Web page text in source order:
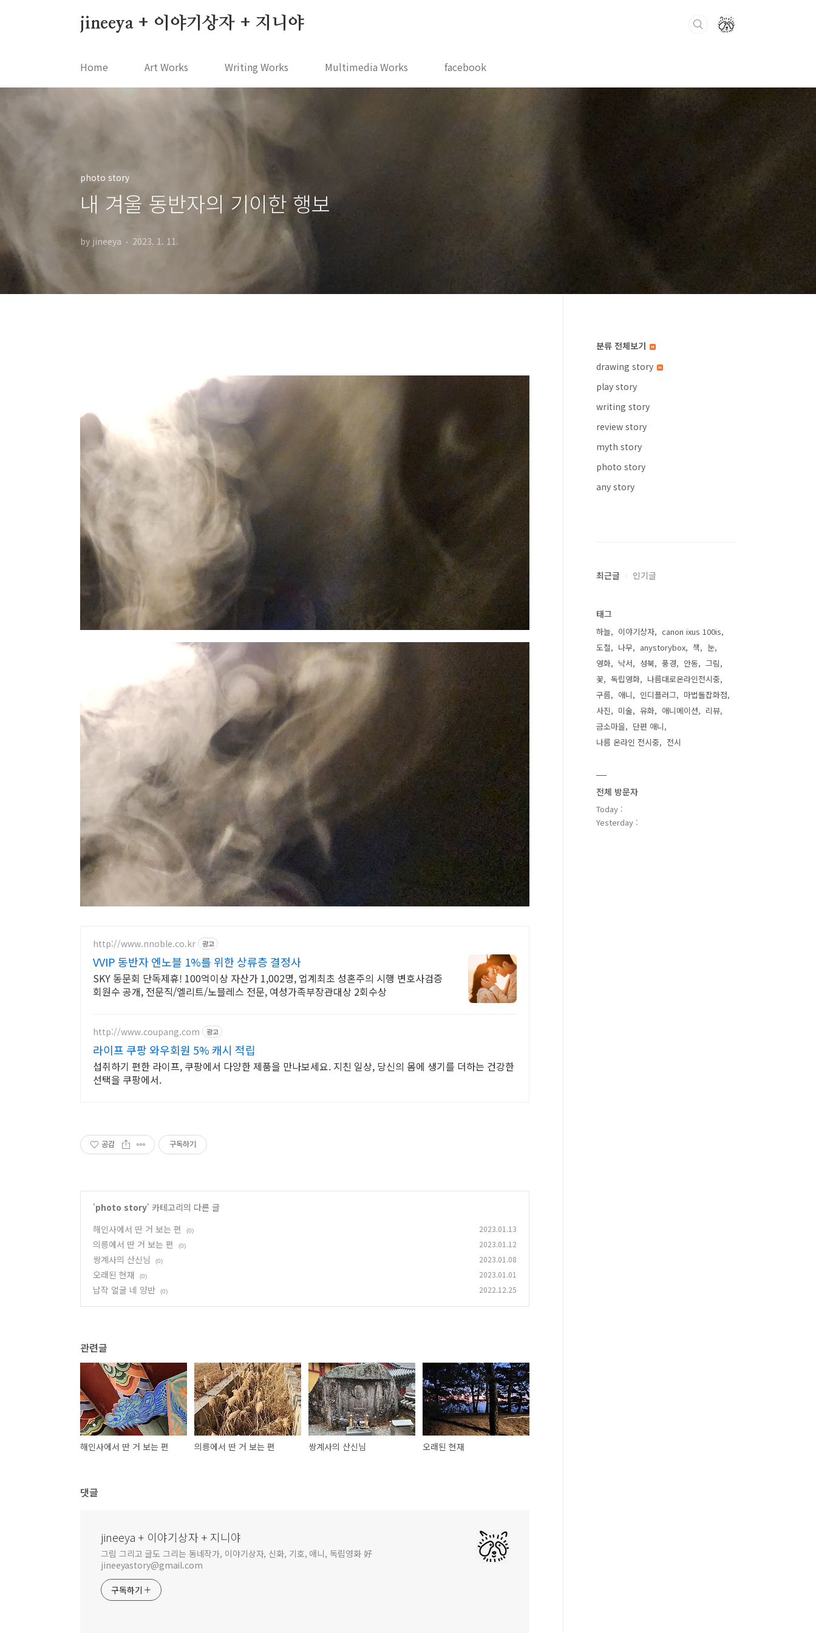
jineeya + 이야기상자 + 지니야
Home Art Works Writing Works Multimedia Works facebook
photo story
내 겨울 동반자의 기이한 행보
by jineeya 2023. 1. 11.
http://www.nnoble.co.kr 광고
VVIP 동반자 엔노블 1%를 위한 상류층 결정사
SKY 동문회 단독제휴! 100억이상 자산가 1,002명, 업계최초 성혼주의 시행 변호사검증
회원수 공개, 전문직/엘리트/노블레스 전문, 여성가족부장관대상 2회수상
http://www.coupang.com 광고
라이프 쿠팡 와우회원 5% 캐시 적립
섭취하기 편한 라이프, 쿠팡에서 다양한 제품을 만나보세요. 지친 일상, 당신의 몸에 생기를 더하는 건강한
선택을 쿠팡에서.
공감 구독하기
'photo story' 카테고리의 다른 글
해인사에서 딴 거 보는 편
(0) 2023.01.13
의릉에서 딴 거 보는 편 (0) 2023.01.12
쌍계사의 산신님 (0) 2023.01.08
오래된 현재 (0) 2023.01.01
납작 얼굴 네 양반 (0) 2022.12.25
관련글
해인사에서 딴 거 보는 편 의릉에서 딴 거 보는 편 쌍계사의 산신님 오래된 현재
댓글
jineeya + 이야기상자 + 지니야
그림 그리고 글도 그리는 동네작가, 이야기상자, 신화, 기호, 애니, 독립영화 好
jineeyastory@gmail.com
구독하기
분류 전체보기
drawing story
play story
writing story
review story
myth story
photo story
any story
최근글 인기글
태그
하늘 이야기상자
canon ixus 100is
도철
나무 anystorybox 책
눈
영화
낙서 성북 풍경 안동
그림
꽃
독립영화
나름대로온라인전시중
구름
애니 인디플러그
마법돌잡화점
사진
미술 유화 애니메이션
리뷰
금소마을
단편 애니
나름 온라인 전시중
전시
전체 방문자
Today :
Yesterday :